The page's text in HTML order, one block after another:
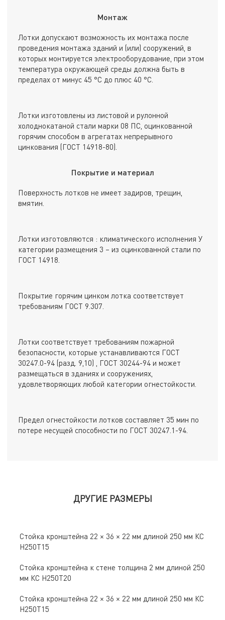
Монтаж
Лотки допускают возможность их монтажа после
проведения монтажа зданий и (или) сооружений, в
которых монтируется электрооборудование, при этом
температура окружающей среды должна быть в
пределах от минус 45 °С до плюс 40 °С.
Лотки изготовлены из листовой и рулонной
холоднокатаной стали марки 08 ПС, оцинкованной
горячим способом в агрегатах непрерывного
цинкования (ГОСТ 14918-80).
Покрытие и материал
Поверхность лотков не имеет задиров, трещин,
вмятин.
Лотки изготовляются : климатического исполнения У
категории размещения 3 – из оцинкованной стали по
ГОСТ 14918.
Покрытие горячим цинком лотка соответствует
требованиям ГОСТ 9.307.
Лотки соответствует требованиям пожарной
безопасности, которые устанавливаются ГОСТ
30247.0-94 (разд. 9,10) , ГОСТ 30244-94 и может
размещаться в зданиях и сооружениях,
удовлетворяющих любой категории огнестойкости.
Предел огнестойкости лотков составляет 35 мин по
потере несущей способности по ГОСТ 30247.1-94.
ДРУГИЕ РАЗМЕРЫ
Стойка кронштейна 22 × 36 × 22 мм длиной 250 мм КС
Н250Т15
Стойка кронштейна к стене толщина 2 мм длиной 250
мм КС Н250Т20
Стойка кронштейна 22 × 36 × 22 мм длиной 250 мм КС
Н250Т15